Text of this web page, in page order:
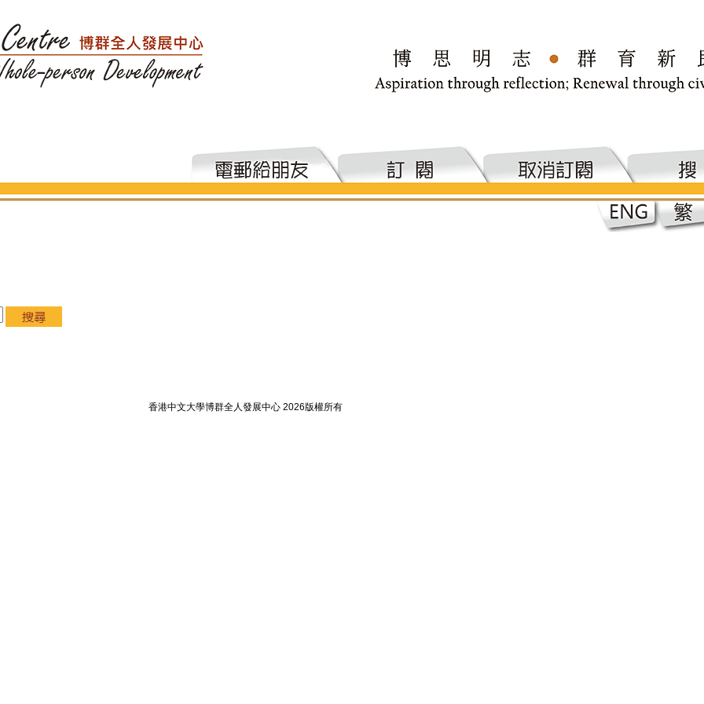
香港中文大學博群全人發展中心 2026版權所有